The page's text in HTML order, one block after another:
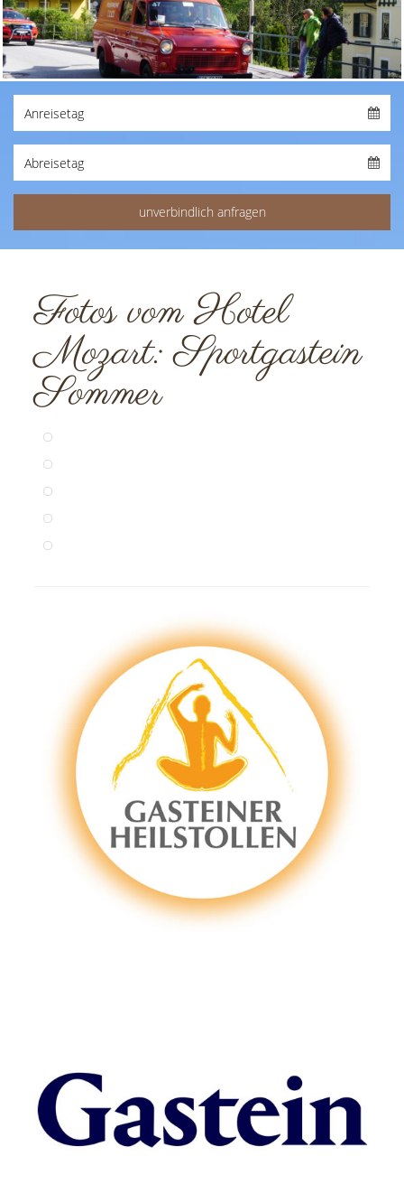
Fotos vom Hotel
Mozart: Sportgastein
Sommer